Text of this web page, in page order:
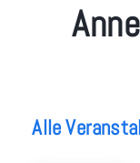
Alle